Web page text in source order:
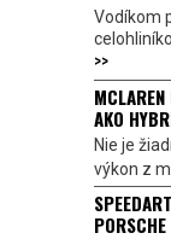
Vodíkom
>>
AKO
Nie je
výkon z